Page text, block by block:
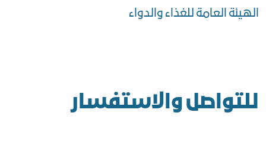
الهيئة العامة للغذاء والدواء
للتواصل والاستفسار